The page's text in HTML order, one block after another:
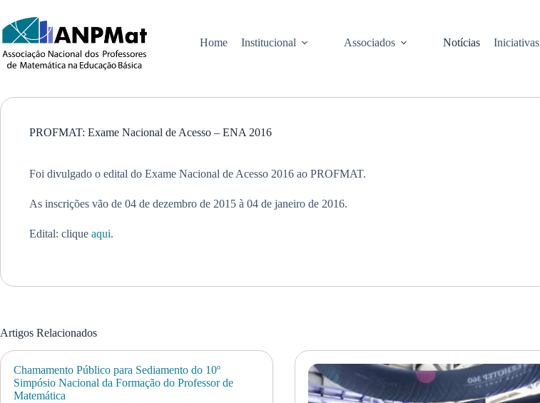
para
o
conteúdo
Home Institucional Associados Notícias Iniciativas
PROFMAT: Exame Nacional de Acesso – ENA 2016
Foi divulgado o edital do Exame Nacional de Acesso 2016 ao PROFMAT.
As inscrições vão de 04 de dezembro de 2015 à 04 de janeiro de 2016.
Edital: clique aqui.
Artigos Relacionados
Chamamento Público para Sediamento do 10º
Simpósio Nacional da Formação do Professor de
Matemática